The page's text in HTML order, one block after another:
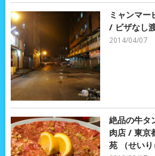
ミャンマー
/ ビザなし
2014/04/07
絶品の牛タ
肉店 / 東京
苑 （せいり